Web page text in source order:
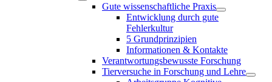
Gute wissenschaftliche Praxis
Entwicklung durch gute
Fehlerkultur
5 Grundprinzipien
Informationen & Kontakte
Verantwortungsbewusste Forschung
Tierversuche in Forschung und Lehre